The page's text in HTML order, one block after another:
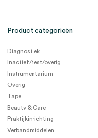
Product categorieën
Diagnostiek
Inactief/test/overig
Instrumentarium
Overig
Tape
Beauty & Care
Praktijkinrichting
Verbandmiddelen